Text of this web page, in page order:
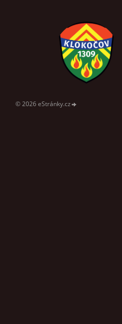
© 2026 eStránky.cz